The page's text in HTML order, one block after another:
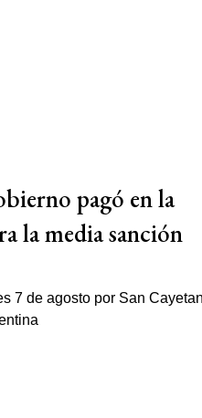
pagó en la
la media sanción